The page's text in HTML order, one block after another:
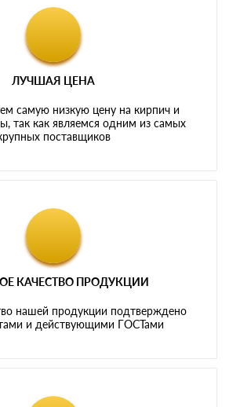
ЛУЧШАЯ ЦЕНА
самую низкую цену на кирпич и
так как являемся одним из самых
поставщиков
КАЧЕСТВО ПРОДУКЦИИ
нашей продукции подтверждено
и действующими ГОСТами